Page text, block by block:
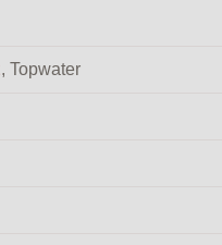
, Topwater